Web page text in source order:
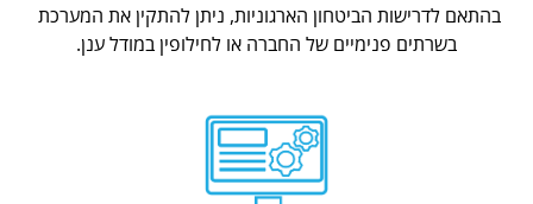
בהתאם לדרישות הביטחון הארגוניות, ניתן להתקין את המערכת
בשרתים פנימיים של החברה או לחילופין במודל ענן.